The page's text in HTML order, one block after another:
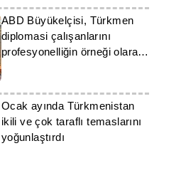
ABD Büyükelçisi, Türkmen
diplomasi çalışanlarını
profesyonelliğin örneği olarak
nitelendirdi
Ocak ayında Türkmenistan
ikili ve çok taraflı temaslarını
yoğunlaştırdı